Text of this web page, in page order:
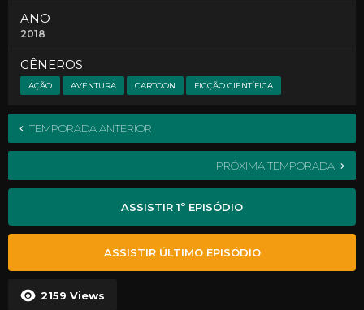
ANO
2018
GÊNEROS
AÇÃO AVENTURA CARTOON FICÇÃO CIENTÍFICA
TEMPORADA ANTERIOR
PRÓXIMA TEMPORADA
2159 Views
ASSISTIR 1º EPISÓDIO
ASSISTIR ÚLTIMO EPISÓDIO